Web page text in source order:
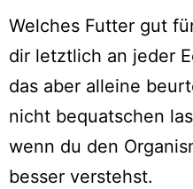
Welches Futter gut
dir letztlich an jeder
das aber alleine
nicht bequatschen
wenn du den
besser verstehst.